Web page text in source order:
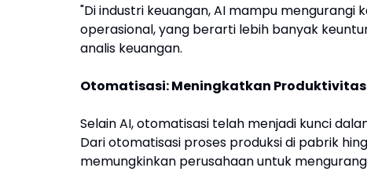
"Di industri keuangan, AI mampu mengurangi
operasional, yang berarti lebih banyak
analis keuangan.
Otomatisasi: Meningkatkan Produktivitas
Selain AI, otomatisasi telah menjadi kunci
Dari otomatisasi proses produksi di pabrik
memungkinkan perusahaan untuk